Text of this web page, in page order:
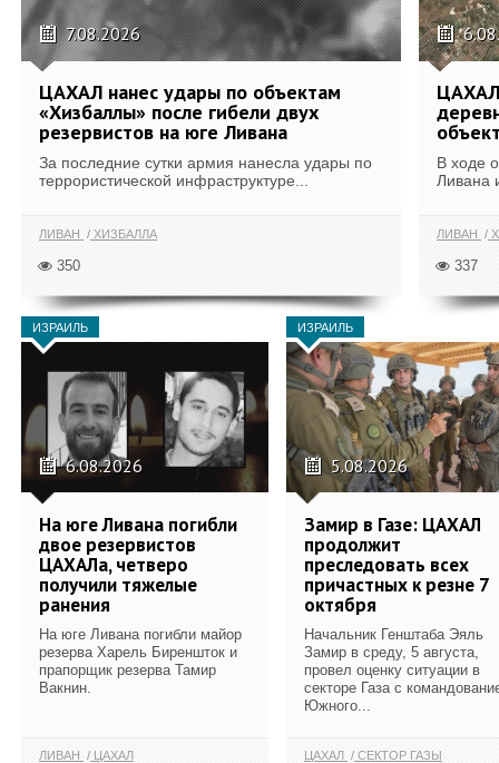
7.08.2026
ЦАХАЛ нанес удары по объектам
«Хизбаллы» после гибели двух
резервистов на юге Ливана
За последние сутки армия нанесла удары по
террористической инфраструктуре...
ЛИВАН ХИЗБАЛЛА
350
В ходе
Ливана
ЛИВАН
337
ИЗРАИЛЬ
6.08.2026
На юге Ливана погибли
двое резервистов
ЦАХАЛа, четверо
получили тяжелые
ранения
На юге Ливана погибли майор
резерва Харель Биреншток и
прапорщик резерва Тамир
Вакнин.
ЛИВАН ЦАХАЛ
ИЗРАИЛЬ
5.08.2026
Замир в Газе: ЦАХАЛ
продолжит
преследовать всех
причастных к резне 7
октября
Начальник Генштаба Эяль
Замир в среду, 5 августа,
провел оценку ситуации в
секторе Газа с
Южного...
ЦАХАЛ СЕКТОР ГАЗЫ